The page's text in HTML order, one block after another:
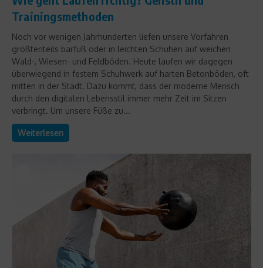
Trainingsmethoden
Noch vor wenigen Jahrhunderten liefen unsere Vorfahren
größtenteils barfuß oder in leichten Schuhen auf weichen
Wald-, Wiesen- und Feldböden. Heute laufen wir dagegen
überwiegend in festem Schuhwerk auf harten Betonböden, oft
mitten in der Stadt. Dazu kommt, dass der moderne Mensch
durch den digitalen Lebensstil immer mehr Zeit im Sitzen
verbringt. Um unsere Füße zu...
Weiterlesen